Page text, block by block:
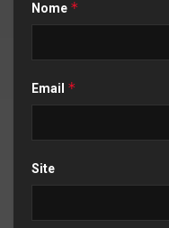
Nome *
Email *
Site